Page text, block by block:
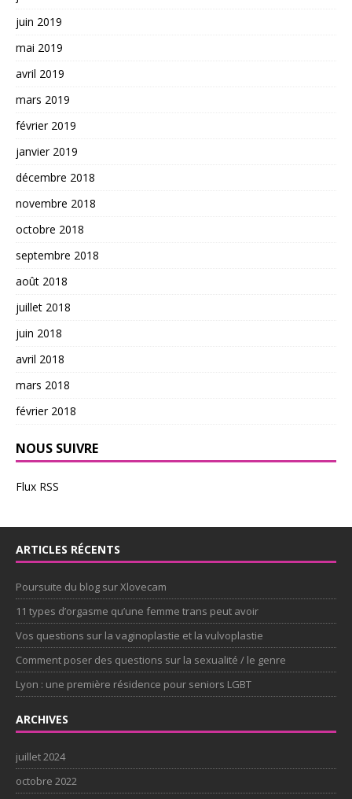
juin 2019
mai 2019
avril 2019
mars 2019
février 2019
janvier 2019
décembre 2018
novembre 2018
octobre 2018
septembre 2018
août 2018
juillet 2018
juin 2018
avril 2018
mars 2018
février 2018
NOUS SUIVRE
Flux RSS
ARTICLES RÉCENTS
Poursuite du blog sur Xlovecam
11 types d’orgasme qu’une femme trans peut avoir
Vos questions sur la vaginoplastie et la vulvoplastie
Comment poser des questions sur la sexualité / le genre
Lyon : une première résidence pour seniors LGBT
ARCHIVES
juillet 2024
octobre 2022